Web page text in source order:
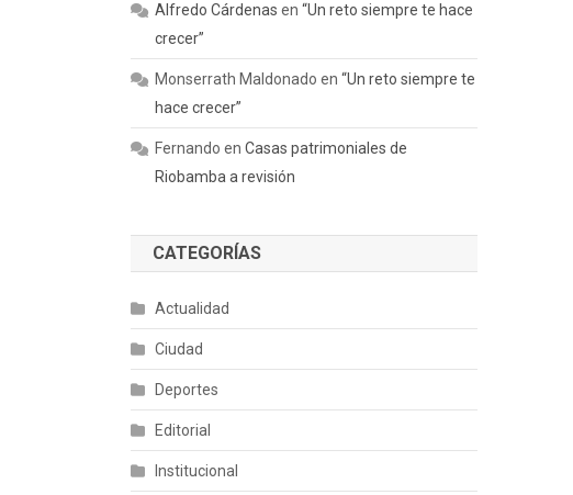
Alfredo Cárdenas en“Un reto siempre te hace
crecer”
Monserrath Maldonado en“Un reto siempre te
hace crecer”
Fernando enCasas patrimoniales de
Riobamba a revisión
CATEGORÍAS
Actualidad
Ciudad
Deportes
Editorial
Institucional